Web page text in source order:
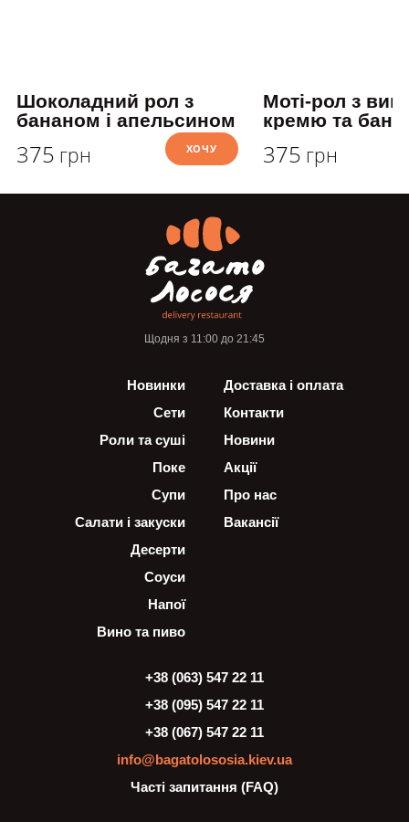
Шоколадний рол з
бананом і апельсином
375 грн ХОЧУ
Моті-рол з
кремю та
375 грн
Щодня з 11:00 до 21:45
Новинки
Сети
Роли та суші
Поке
Супи
Салати і закуски
Десерти
Соуси
Напої
Вино та пиво
Доставка і оплата
Контакти
Новини
Акції
Про нас
Вакансії
+38 (063) 547 22 11
+38 (095) 547 22 11
+38 (067) 547 22 11
info@bagatolososia.kiev.ua
Часті запитання (FAQ)